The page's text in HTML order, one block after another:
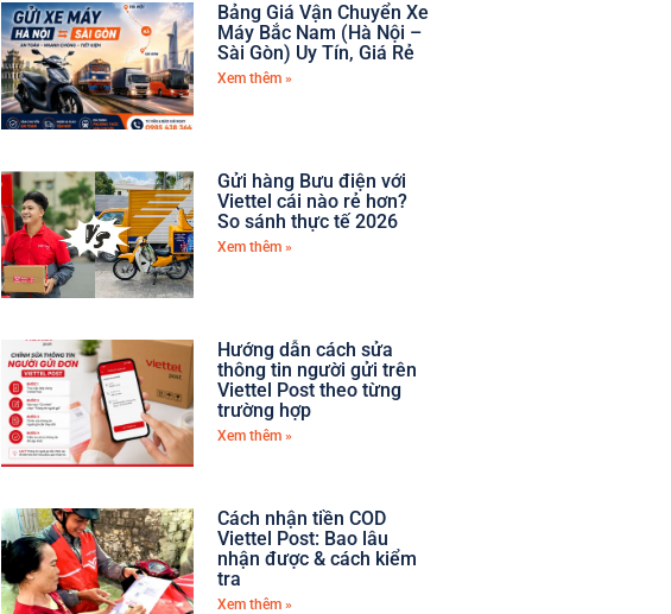
Bảng Giá Vận Chuyển Xe
Máy Bắc Nam (Hà Nội –
Sài Gòn) Uy Tín, Giá Rẻ
Xem thêm »
Gửi hàng Bưu điện với
Viettel cái nào rẻ hơn?
So sánh thực tế 2026
Xem thêm »
Hướng dẫn cách sửa
thông tin người gửi trên
Viettel Post theo từng
trường hợp
Xem thêm »
Cách nhận tiền COD
Viettel Post: Bao lâu
nhận được & cách kiểm
tra
Xem thêm »